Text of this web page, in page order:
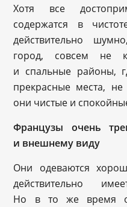
Хотя все
содержатся в
действительно
город, совсем не
и спальные районы,
прекрасные места, не
они чистые и
Французы очень
и внешнему виду
Они одеваются
действительно
Но в то же время